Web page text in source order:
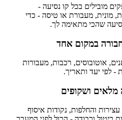
מובילים בכל קו נסיעה -
מונית, מעבורת או טיסה - כדי
שהכי מתאימה לך.
במקום אחד
אוטובוסים, רכבות, מעבורות
- לפי יעד ותאריך.
מלאים ושקופים
והחלפות, נקודות איסוף